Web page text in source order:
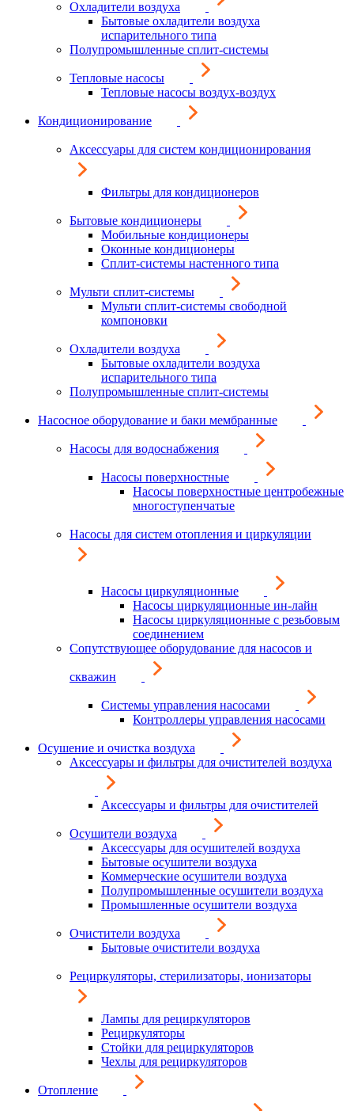
Охладители воздуха
Бытовые охладители воздуха
испарительного типа
Полупромышленные сплит-системы
Тепловые насосы
Тепловые насосы воздух-воздух
Кондиционирование
Аксессуары для систем кондиционирования
Фильтры для кондиционеров
Бытовые кондиционеры
Мобильные кондиционеры
Оконные кондиционеры
Сплит-системы настенного типа
Мульти сплит-системы
Мульти сплит-системы свободной
компоновки
Охладители воздуха
Бытовые охладители воздуха
испарительного типа
Полупромышленные сплит-системы
Насосное оборудование и баки мембранные
Насосы для водоснабжения
Насосы поверхностные
Насосы поверхностные центробежные
многоступенчатые
Насосы для систем отопления и циркуляции
Насосы циркуляционные
Насосы циркуляционные ин-лайн
Насосы циркуляционные с резьбовым
соединением
Сопутствующее оборудование для насосов и
скважин
Системы управления насосами
Контроллеры управления насосами
Осушение и очистка воздуха
Аксессуары и фильтры для очистителей воздуха
Аксессуары и фильтры для очистителей
Осушители воздуха
Аксессуары для осушителей воздуха
Бытовые осушители воздуха
Коммерческие осушители воздуха
Полупромышленные осушители воздуха
Промышленные осушители воздуха
Очистители воздуха
Бытовые очистители воздуха
Рециркуляторы, стерилизаторы, ионизаторы
Лампы для рециркуляторов
Рециркуляторы
Стойки для рециркуляторов
Чехлы для рециркуляторов
Отопление